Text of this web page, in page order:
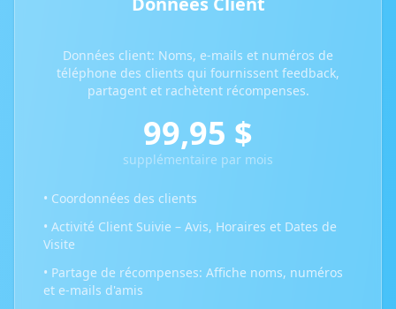
Données client: Noms, e-mails et numéros de
téléphone des clients qui fournissent feedback,
partagent et rachètent récompenses.
99,95 $
supplémentaire par mois
• Coordonnées des clients
• Activité Client Suivie – Avis, Horaires et Dates de
Visite
• Partage de récompenses: Affiche noms, numéros
et e-mails d'amis